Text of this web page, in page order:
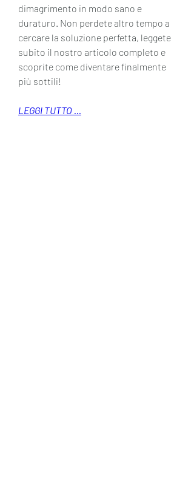
dimagrimento in modo sano e
duraturo. Non perdete altro tempo a
cercare la soluzione perfetta, leggete
subito il nostro articolo completo e
scoprite come diventare finalmente
più sottili!
LEGGI TUTTO ...